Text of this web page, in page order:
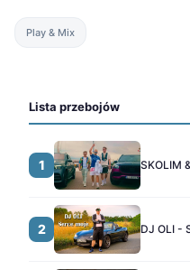
Play & Mix
Lista przebojów
1 SKOLIM
2 DJ OLI -